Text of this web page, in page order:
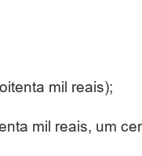
mil reais);
mil reais, um